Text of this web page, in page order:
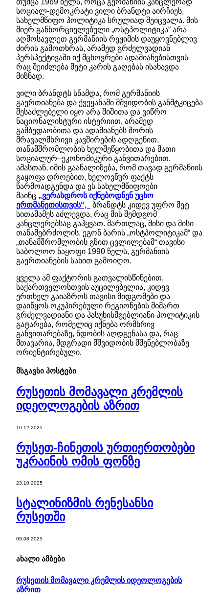
სოციალ-დემოკრატი ვილი ბრანდტი აირჩიეს,
სახელმწიფო პოლიტიკა სრულიად შეიცვალა. მის
მიერ განხორციელებული „ოსტპოლიტიკა“ არა
აღმოსავლეთ გერმანიის რეჟიმის დაუყოვნებლივ
ძირის გამოთხრას, არამედ გრძელვადიან
პერსპექტივაში იქ მცხოვრები ადამიანებისთვის
რაც შეიძლება მეტი კარის გაღებას ისახავდა
მიზნად.
ვილი ბრანდტს სწამდა, რომ გერმანიის
გაერთიანება და ქვეყანაში მშვიდობის განმტკიცება
შესაძლებელი იყო არა შიშითა და ვიწრო
ნაციონალისტური ისტერიით, არამედ
გამბედაობითა და ადამიანებს შორის
მრავალმხრივი კავშირების ადღგენით,
თანამშრომლობის ხელშეწყობითა და მათი
სოციალურ–ეკონომიკური განვითარებით.
ამასთან, იმის გაანალიზება, რომ თავად გერმანიის
გაყოფა დროებით, ხელოვნურ ფაქტს
წარმოადგენდა და ეს სახელმწიფოები
მაინც „ვერასდროს იქნებოდნენ უცხო
ერთმანეთისთვის“,
ბრანდტს კიდევ უფრო მეტ
სითამამეს აძლევდა, რაც მის შემდგომ
კანცლერებსაც გაჰყვათ. მართლაც, მისი და მისი
თანამებრძოლის, ეგონ ბარის „ოსტპოლიტიკამ“ და
„თანამშრომლობის გზით ცვლილებამ“ თავისი
საბოლოო ნაყოფი 1990 წელს, გერმანიის
გაერთიანების სახით გამოიღო.
ყველა ამ ფაქტორის გათვალისწინებით,
საქართველოსთვის აუცილებელია, კიდევ
ერთხელ გაიაზროს თავისი მიდგომები და
დაიწყოს ოკუპირებული რეგიონების მიმართ
გრძელვადიანი და პასუხისმგებლიანი პოლიტიკის
გატარება, რომელიც იქნება ორმხრივ
განვითარებაზე, ნდობის აღდგენასა და, რაც
მთავარია, მდგრადი მშვიდობის მშენებლობაზე
ორიენტირებული.
მსგავსი პოსტები
რუსეთის მომავალი კრემლის
იდეოლოგების აზრით
10.12.2025
რუსეთ-ჩინეთის ურთიერთობები
უკრაინის ომის ფონზე
23.10.2025
სტალინიზმის რენესანსი
რუსეთში
09.08.2025
ახალი ამბები
რუსეთის მომავალი კრემლის იდეოლოგების
აზრით